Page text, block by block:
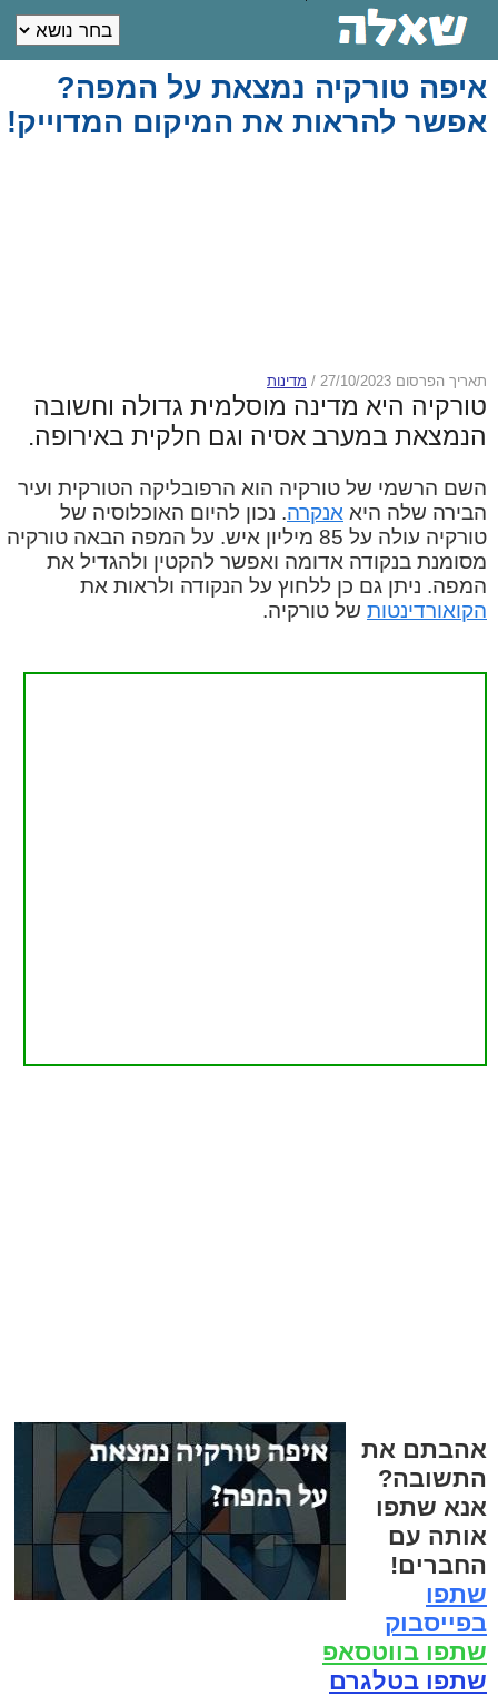
איפה טורקיה נמצאת על המפה?
אפשר להראות את המיקום המדוייק!
תאריך הפרסום 27/10/2023 / מדינות
טורקיה היא מדינה מוסלמית גדולה וחשובה
הנמצאת במערב אסיה וגם חלקית באירופה.
השם הרשמי של טורקיה הוא הרפובליקה הטורקית ועיר
הבירה שלה היא אנקרה. נכון להיום האוכלוסיה של
טורקיה עולה על 85 מיליון איש. על המפה הבאה טורקיה
מסומנת בנקודה אדומה ואפשר להקטין ולהגדיל את
המפה. ניתן גם כן ללחוץ על הנקודה ולראות את
הקואורדינטות של טורקיה.
אהבתם את
התשובה?
אנא שתפו
אותה עם
החברים!
שתפו
בפייסבוק
שתפו בווטסאפ
שתפו בטלגרם